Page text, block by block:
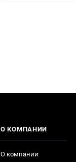
О КОМПАНИИ
О компании